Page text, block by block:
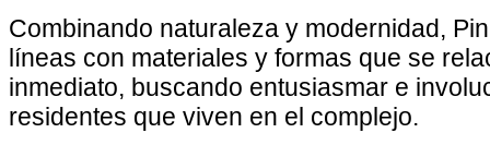
Combinando naturaleza y modernidad,
líneas con materiales y formas que se
inmediato, buscando entusiasmar e
residentes que viven en el complejo.